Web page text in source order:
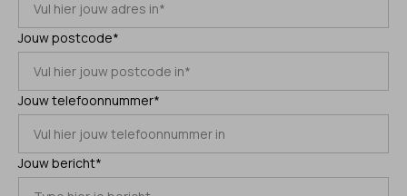
Jouw postcode*
Jouw telefoonnummer*
Jouw bericht*